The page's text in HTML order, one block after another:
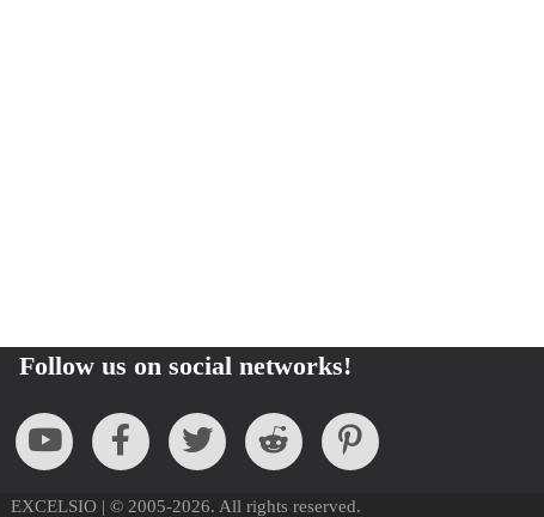
Follow us on social networks!
EXCELSIO | © 2005-2026. All rights reserved.